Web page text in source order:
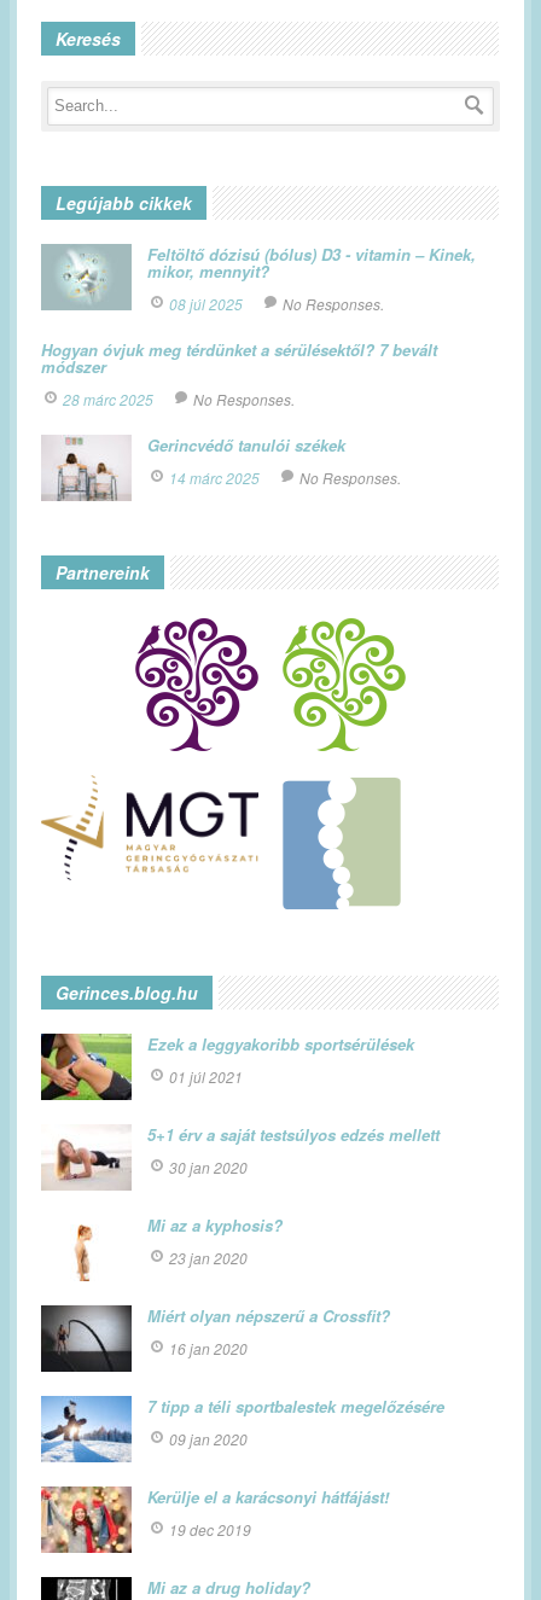
Keresés
Legújabb cikkek
Feltöltő dózisú (bólus) D3 - vitamin – Kinek,
mikor, mennyit?
08 júl 2025 No Responses.
Hogyan óvjuk meg térdünket a sérülésektől? 7 bevált
módszer
28 márc 2025 No Responses.
Gerincvédő tanulói székek
14 márc 2025 No Responses.
Partnereink
Gerinces.blog.hu
Ezek a leggyakoribb sportsérülések
01 júl 2021
5+1 érv a saját testsúlyos edzés mellett
30 jan 2020
Mi az a kyphosis?
23 jan 2020
Miért olyan népszerű a Crossfit?
16 jan 2020
7 tipp a téli sportbalestek megelőzésére
09 jan 2020
Kerülje el a karácsonyi hátfájást!
19 dec 2019
Mi az a drug holiday?